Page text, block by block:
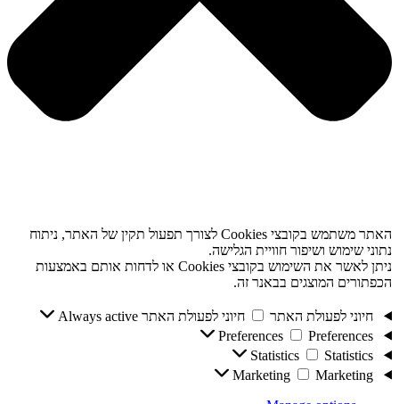
האתר משתמש בקובצי Cookies לצורך תפעול תקין של האתר, ניתוח
נתוני שימוש ושיפור חוויית הגלישה.
ניתן לאשר את השימוש בקובצי Cookies או לדחות אותם באמצעות
הכפתורים המוצגים בבאנר זה.
חיוני לפעולת האתר חיוני לפעולת האתר Always active
Preferences
Preferences
Statistics
Statistics
Marketing
Marketing